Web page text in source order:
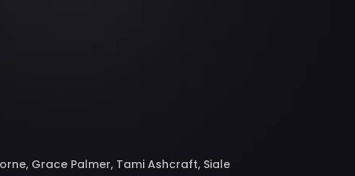
Grace Palmer, Tami Ashcraft, Siale